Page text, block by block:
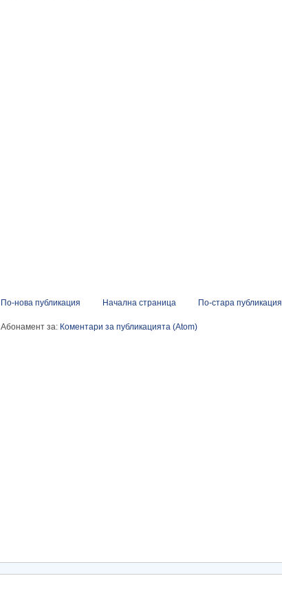
По-нова публикация По-стара публикация
Начална страница
Абонамент за: Коментари за публикацията (Atom)